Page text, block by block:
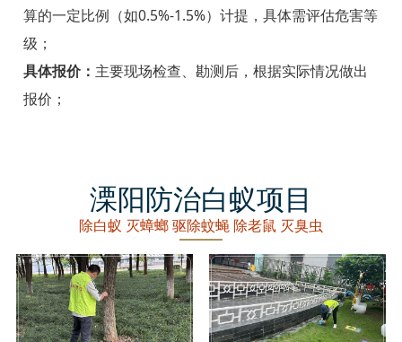
龙游白蚁防治
舟山白蚁防治
岱山白蚁防治
青田白蚁防治
缙云白蚁防治
遂昌白蚁防治
算的一定比例（如0.5%-1.5%）计提，具体需评估危害等
级；
具体报价： 主要现场检查、勘测后，根据实际情况做出
报价；
溧阳防治白蚁项目
除白蚁 灭蟑螂 驱除蚊蝇 除老鼠 灭臭虫